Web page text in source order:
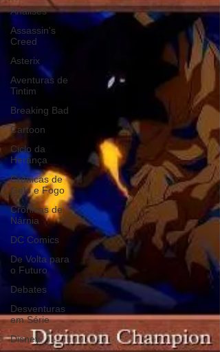
Análises
Assassin's
Creed
Asterix
Aventuras de
Tintim
Breaking Bad
Cartoon
Ciclo da
Herança
Crônicas de
Gelo e Fogo
Crônicas de
Nárnia
DC Comics
De Volta para
o Futuro
Debates
Desventuras
em Série
Disney